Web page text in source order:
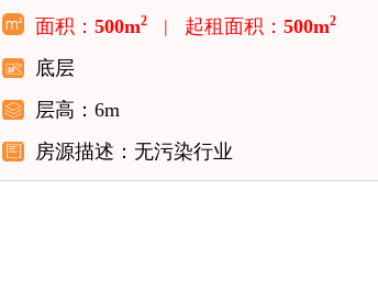
面积： 500m2 | 起租面积： 500m2
底层
层高：6m
房源描述：无污染行业